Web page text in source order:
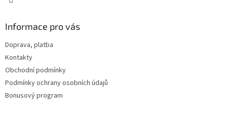
Informace pro vás
Doprava, platba
Kontakty
Obchodní podmínky
Podmínky ochrany osobních údajů
Bonusový program